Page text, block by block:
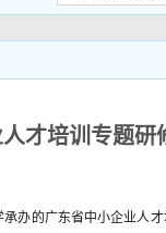
才培训专题研
办的广东省中小企业人